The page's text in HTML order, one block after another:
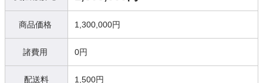
商品価格 1,300,000円
諸費用 0円
配送料 1,500円